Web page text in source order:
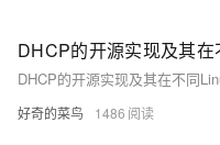
DHCP的开源实现及其
DHCP的开源实现及其在不同
好奇的菜鸟 1486